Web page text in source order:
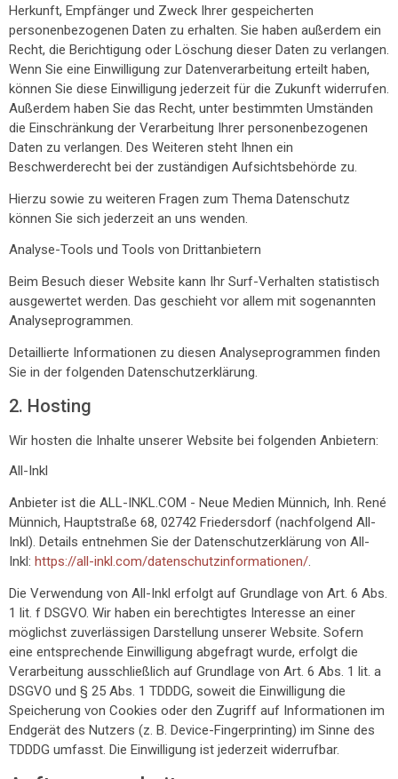
Herkunft, Empfänger und Zweck Ihrer gespeicherten
personenbezogenen Daten zu erhalten. Sie haben außerdem ein
Recht, die Berichtigung oder Löschung dieser Daten zu verlangen.
Wenn Sie eine Einwilligung zur Datenverarbeitung erteilt haben,
können Sie diese Einwilligung jederzeit für die Zukunft widerrufen.
Außerdem haben Sie das Recht, unter bestimmten Umständen
die Einschränkung der Verarbeitung Ihrer personenbezogenen
Daten zu verlangen. Des Weiteren steht Ihnen ein
Beschwerderecht bei der zuständigen Aufsichtsbehörde zu.
Hierzu sowie zu weiteren Fragen zum Thema Datenschutz
können Sie sich jederzeit an uns wenden.
Analyse-Tools und Tools von Dritt­anbietern
Beim Besuch dieser Website kann Ihr Surf-Verhalten statistisch
ausgewertet werden. Das geschieht vor allem mit sogenannten
Analyseprogrammen.
Detaillierte Informationen zu diesen Analyseprogrammen finden
Sie in der folgenden Datenschutzerklärung.
2. Hosting
Wir hosten die Inhalte unserer Website bei folgenden Anbietern:
All-Inkl
Anbieter ist die ALL-INKL.COM - Neue Medien Münnich, Inh. René
Münnich, Hauptstraße 68, 02742 Friedersdorf (nachfolgend All-
Inkl). Details entnehmen Sie der Datenschutzerklärung von All-
Inkl: https://all-inkl.com/datenschutzinformationen/.
Die Verwendung von All-Inkl erfolgt auf Grundlage von Art. 6 Abs.
1 lit. f DSGVO. Wir haben ein berechtigtes Interesse an einer
möglichst zuverlässigen Darstellung unserer Website. Sofern
eine entsprechende Einwilligung abgefragt wurde, erfolgt die
Verarbeitung ausschließlich auf Grundlage von Art. 6 Abs. 1 lit. a
DSGVO und § 25 Abs. 1 TDDDG, soweit die Einwilligung die
Speicherung von Cookies oder den Zugriff auf Informationen im
Endgerät des Nutzers (z. B. Device-Fingerprinting) im Sinne des
TDDDG umfasst. Die Einwilligung ist jederzeit widerrufbar.